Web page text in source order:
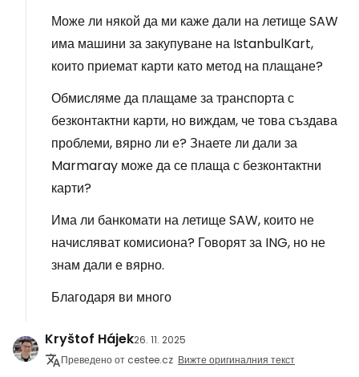
Може ли някой да ми каже дали на летище SAW
има машини за закупуване на IstanbulKart,
които приемат карти като метод на плащане?
Обмисляме да плащаме за транспорта с
безконтактни карти, но виждам, че това създава
проблеми, вярно ли е? Знаете ли дали за
Marmaray може да се плаща с безконтактни
карти?
Има ли банкомати на летище SAW, които не
начисляват комисиона? Говорят за ING, но не
знам дали е вярно.
Благодаря ви много
Kryštof Hájek26. 11. 2025
Преведено от cestee.cz Вижте оригиналния текст